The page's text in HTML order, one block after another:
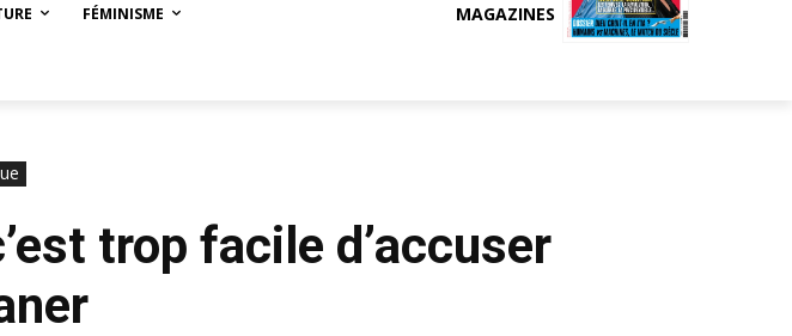
FÉMINISME MAGAZINES
trop facile d’accuser